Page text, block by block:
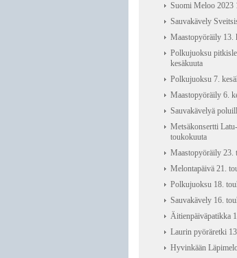
Suomi Meloo 2023
Sauvakävely
Maastopyöräily 13.
Polkujuoksu
kesäkuuta
Polkujuoksu 7.
Maastopyöräily 6.
Sauvakävelyä
Metsäkonsertti
toukokuuta
Maastopyöräily 23.
Melontapäivä 21.
Polkujuoksu 18.
Sauvakävely 16.
Äitienpäiväpatikka
Laurin pyöräretki
Hyvinkään